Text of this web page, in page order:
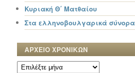
Κυριακή Θ΄ Ματθαίου
Στα ελληνοβουλγαρικά σύνορα
ΑΡΧΕΙΟ ΧΡΟΝΙΚΩΝ
ΑΡΧΕΙΟ